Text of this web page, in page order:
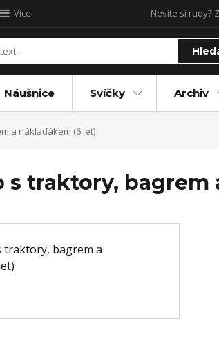
Více Nevíte si rady?
Náušnice Svíčky Archiv
a náklaďákem (6 let)
traktory, bagrem